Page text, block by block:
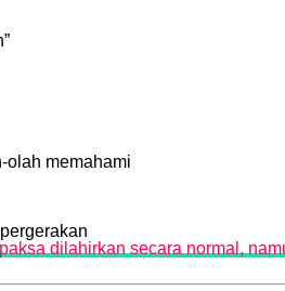
olah memahami
dilahirkan secara normal,